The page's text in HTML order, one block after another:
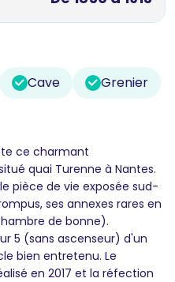
Cave Grenier
ce charmant
quai Turenne à Nantes.
pièce de vie exposée sud-
ses annexes rares en
de bonne).
5 (sans ascenseur) d'un
bien entretenu. Le
en 2017 et la réfection